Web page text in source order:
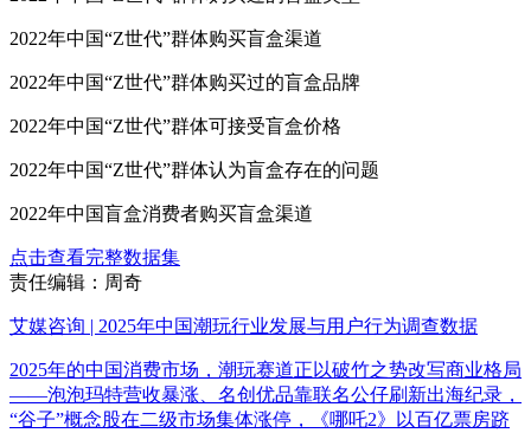
2022年中国“Z世代”群体购买盲盒渠道
2022年中国“Z世代”群体购买过的盲盒品牌
2022年中国“Z世代”群体可接受盲盒价格
2022年中国“Z世代”群体认为盲盒存在的问题
2022年中国盲盒消费者购买盲盒渠道
点击查看完整数据集
责任编辑：周奇
艾媒咨询 | 2025年中国潮玩行业发展与用户行为调查数据
2025年的中国消费市场，潮玩赛道正以破竹之势改写商业格局
——泡泡玛特营收暴涨、名创优品靠联名公仔刷新出海纪录，
“谷子”概念股在二级市场集体涨停，《哪吒2》以百亿票房跻